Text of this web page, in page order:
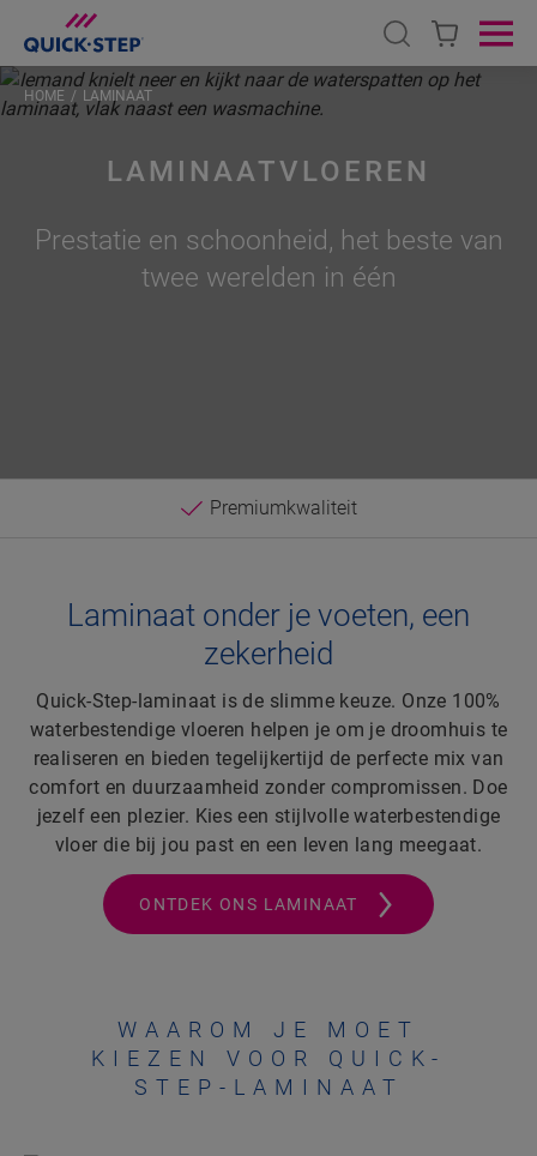
Open search
LAMINAATVLOEREN
Prestatie en schoonheid, het beste van
twee werelden in één
HOME LAMINAAT
Premiumkwaliteit
Laminaat onder je voeten, een
zekerheid
Quick-Step-laminaat is de slimme keuze. Onze 100%
waterbestendige vloeren helpen je om je droomhuis te
realiseren en bieden tegelijkertijd de perfecte mix van
comfort en duurzaamheid zonder compromissen. Doe
jezelf een plezier. Kies een stijlvolle waterbestendige
vloer die bij jou past en een leven lang meegaat.
ONTDEK ONS LAMINAAT
WAAROM JE MOET
KIEZEN VOOR QUICK-
STEP-LAMINAAT